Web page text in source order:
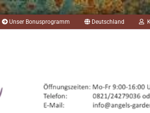
Unser Bonusprogramm Deutschland